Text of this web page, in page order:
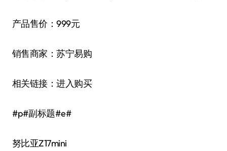
产品售价：999元
销售商家：苏宁易购
相关链接：进入购买
#p#副标题#e#
努比亚Z17mini